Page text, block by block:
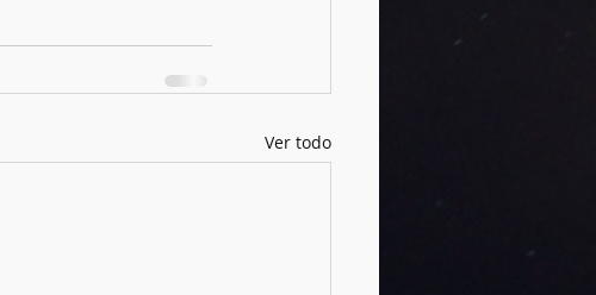
Ver todo